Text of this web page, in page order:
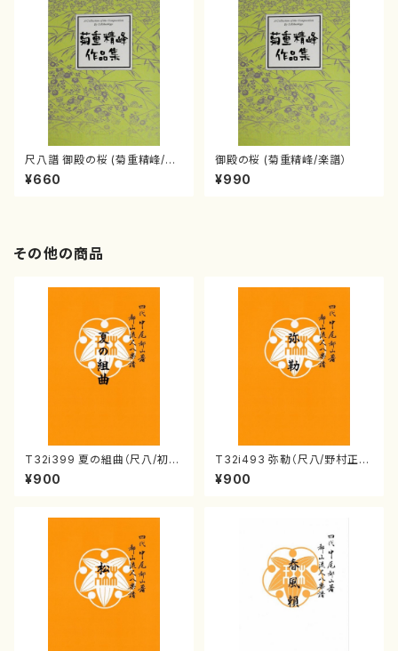
尺八譜 御殿の桜 (菊重精峰/楽
譜）
¥660
御殿の桜 (菊重精峰/楽譜）
¥990
その他の商品
T32i399 夏の組曲（尺八/初代
山川園松/楽譜）都山流公刊楽譜
曲番:2104
¥900
T32i493 弥勒（尺八/野村正
峰/楽譜）都山流公刊楽譜曲番:2
202
¥900